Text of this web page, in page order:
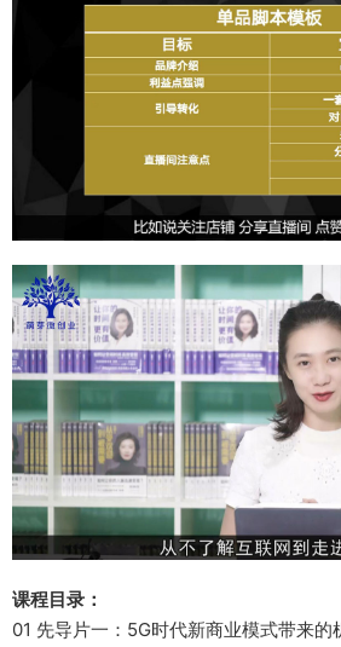
课程目录：
01 先导片一：5G时代新商业模式带来